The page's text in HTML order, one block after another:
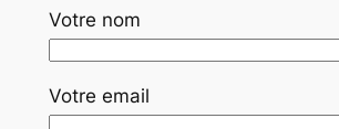
Votre nom
Votre email